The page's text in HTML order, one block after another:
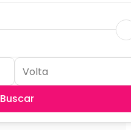
Buscar